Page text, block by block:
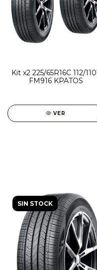
Kit x2 225/65R16C 112/
FM916 KPATOS
VER
SIN STOCK